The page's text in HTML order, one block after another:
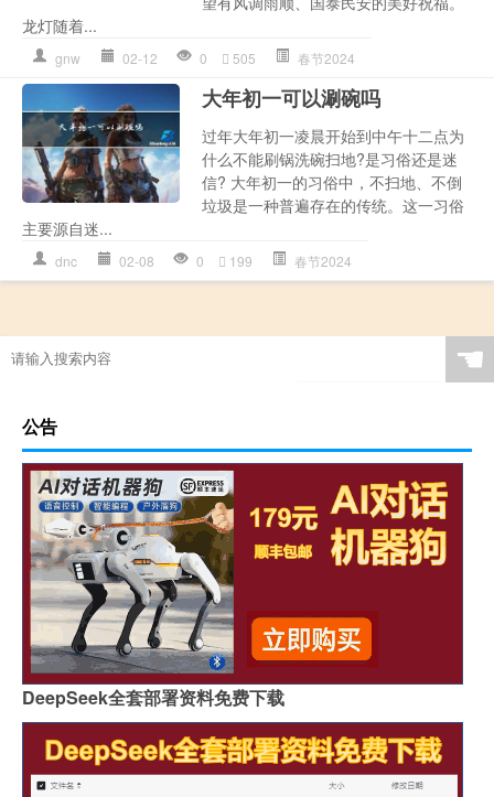
龙灯随着...
gnw 02-12 0 505 春节2024
大年初一可以涮碗吗
过年大年初一凌晨开始到中午十二点为
什么不能刷锅洗碗扫地?是习俗还是迷
信? 大年初一的习俗中，不扫地、不倒
垃圾是一种普遍存在的传统。这一习俗
主要源自迷...
dnc 02-08 0 199 春节2024
☚
公告
DeepSeek全套部署资料免费下载